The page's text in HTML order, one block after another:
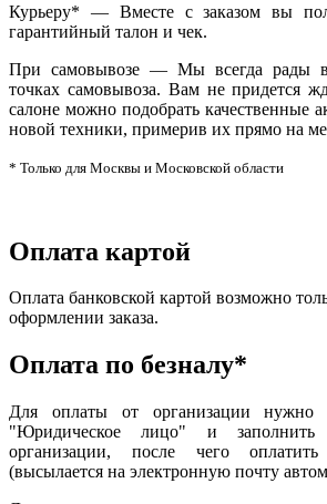
Курьеру* — Вместе с заказом вы
гарантийный талон и чек.
При самовывозе — Мы всегда рады
точках самовывоза. Вам не придется
салоне можно подобрать качественные
новой техники, примерив их прямо на
* Только для Москвы и Московской области
Оплата картой
Оплата банковской картой возможно
оформлении заказа.
Оплата по безналу*
Для оплаты от организации нужно
"Юридическое лицо" и заполнить
организации, после чего
(высылается на электронную почту